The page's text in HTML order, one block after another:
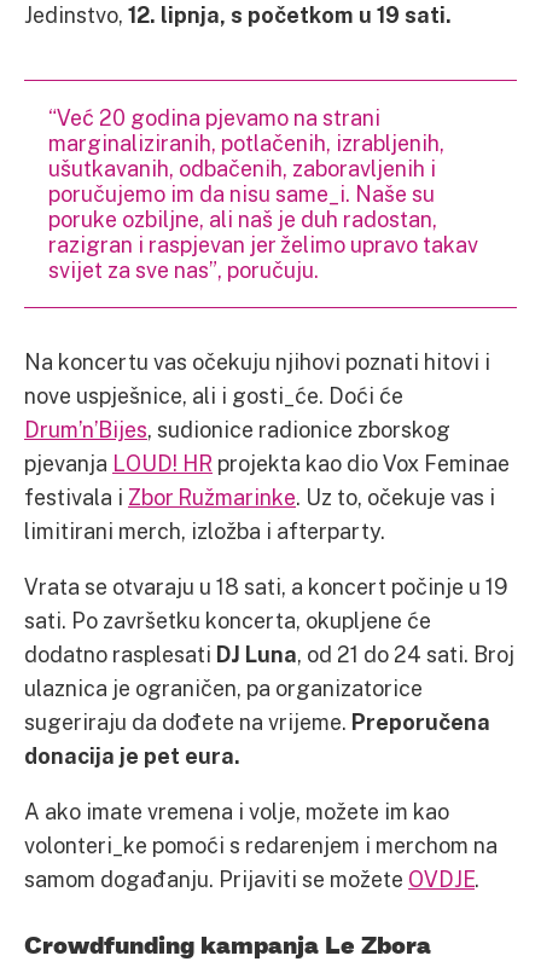
Jedinstvo, 12. lipnja, s početkom u 19 sati.
“Već 20 godina pjevamo na strani
marginaliziranih, potlačenih, izrabljenih,
ušutkavanih, odbačenih, zaboravljenih i
poručujemo im da nisu same_i. Naše su
poruke ozbiljne, ali naš je duh radostan,
razigran i raspjevan jer želimo upravo takav
svijet za sve nas”, poručuju.
Na koncertu vas očekuju njihovi poznati hitovi i
nove uspješnice, ali i gosti_će. Doći će
Drum’n’Bijes, sudionice radionice zborskog
pjevanja LOUD! HR projekta kao dio Vox Feminae
festivala i Zbor Ružmarinke. Uz to, očekuje vas i
limitirani merch, izložba i afterparty.
Vrata se otvaraju u 18 sati, a koncert počinje u 19
sati. Po završetku koncerta, okupljene će
dodatno rasplesati DJ Luna, od 21 do 24 sati. Broj
ulaznica je ograničen, pa organizatorice
sugeriraju da dođete na vrijeme. Preporučena
donacija je pet eura.
A ako imate vremena i volje, možete im kao
volonteri_ke pomoći s redarenjem i merchom na
samom događanju. Prijaviti se možete OVDJE.
Crowdfunding kampanja Le Zbora